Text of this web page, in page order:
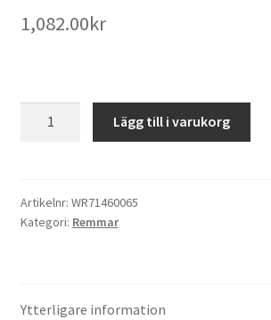
1,082.00kr
Lägg till i varukorg
Artikelnr: WR71460065
Kategori: Remmar
Ytterligare information